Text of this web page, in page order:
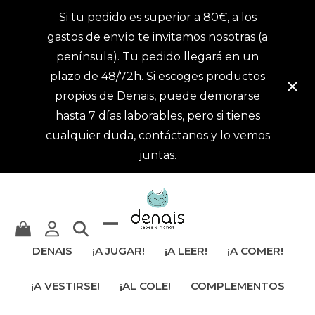
Si tu pedido es superior a 80€, a los
gastos de envío te invitamos nosotras (a
península). Tu pedido llegará en un
plazo de 48/72h. Si escoges productos
propios de Denais, puede demorarse
hasta 7 días laborables, pero si tienes
cualquier duda, contáctanos y lo vemos
juntas.
ocultar
móvil
DENAIS ¡A JUGAR! ¡A LEER! ¡A COMER!
¡A VESTIRSE! ¡AL COLE! COMPLEMENTOS